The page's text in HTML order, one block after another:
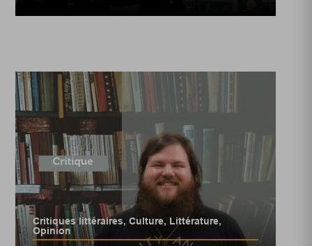
Critiques littéraires,Culture, Littérature,
Opinion